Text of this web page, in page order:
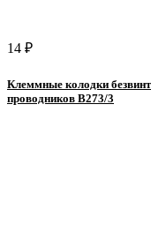
14 ₽
Клеммные колодки
проводников B273/3